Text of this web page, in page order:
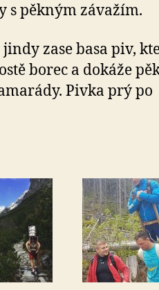
s pěkným závažím.
zase basa piv,
borec a dokáže
Pivka prý po